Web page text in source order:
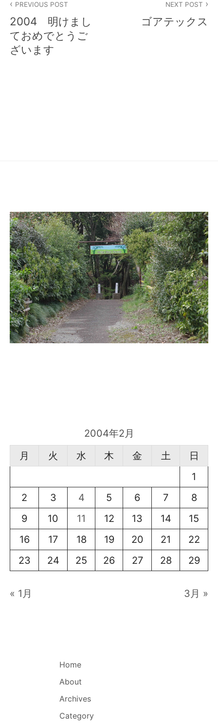
稿
ナ
ビ
PREVIOUS POST
2004 明けまし
ておめでとうご
ざいます
NEXT POST
ゴアテックス
2004年2月
月
火 水 木 金 土
日
1
2
3 4 5 6 7
8
9
10 11 12 13 14
15
16
17 18 19 20 21
22
23
24 25 26 27 28 29
« 1月 3月 »
Home
About
Archives
Category